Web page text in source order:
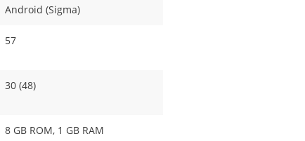
Android (Sigma)
57
30 (48)
8 GB ROM, 1 GB RAM